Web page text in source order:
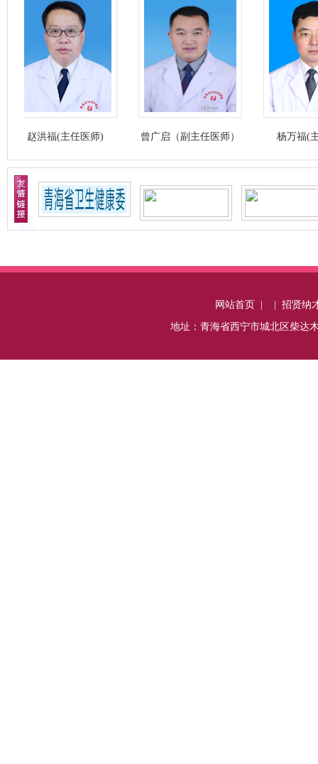
洪福(主任医师) 曾广启（副主任医师） 杨万福(主任医
网站首页 招贤纳
地址：青海省西宁市城北区柴